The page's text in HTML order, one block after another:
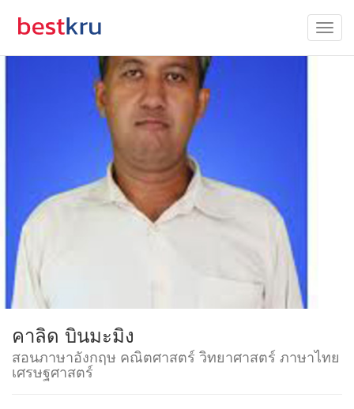
คาลิด บินมะมิง
สอนภาษาอังกฤษ คณิตศาสตร์ วิทยาศาสตร์ ภาษาไทย
เศรษฐศาสตร์